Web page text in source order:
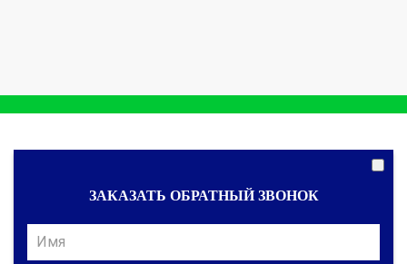
ЗАКАЗАТЬ ОБРАТНЫЙ ЗВОНОК